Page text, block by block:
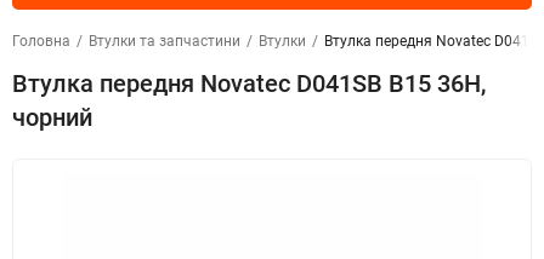
Головна / Втулки та запчастини / Втулки / Втулка передня Novatec
Втулка передня Novatec D041SB B15 36H,
чорний